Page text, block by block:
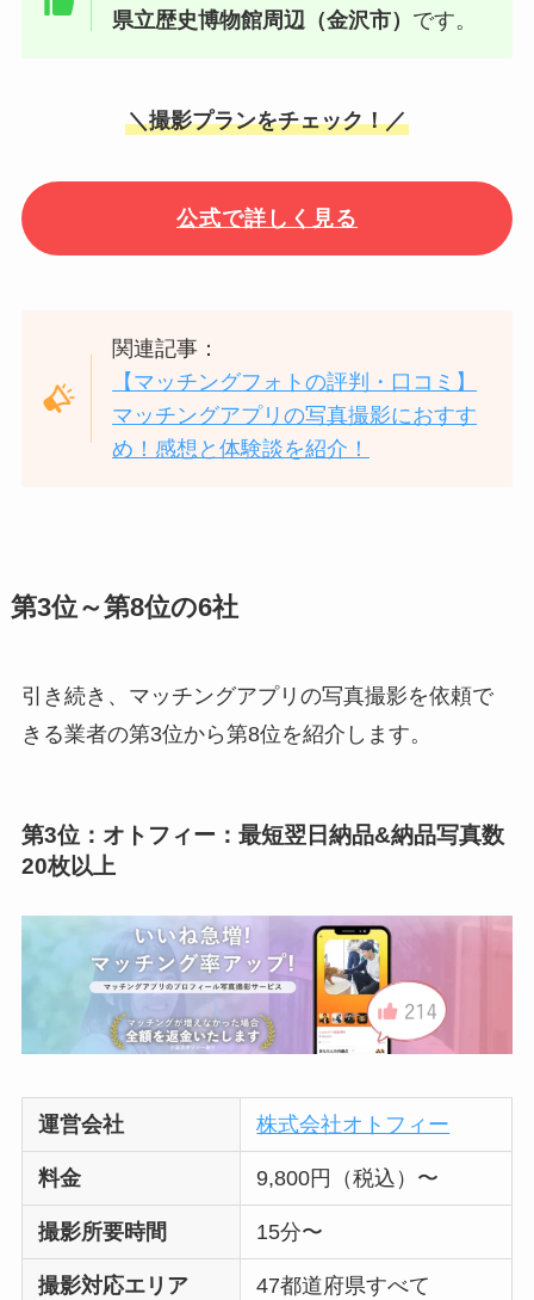
県立歴史博物館周辺（金沢市） です。
＼撮影プランをチェック！／
公式で詳しく見る
関連記事：
【マッチングフォトの評判・口コミ】
マッチングアプリの写真撮影におすす
め！感想と体験談を紹介！
第3位～第8位の6社
引き続き、マッチングアプリの写真撮影を依頼で
きる業者の第3位から第8位を紹介します。
第3位：オトフィー：最短翌日納品&納品写真数
20枚以上
運営会社 株式会社オトフィー
料金 9,800円（税込）〜
撮影所要時間 15分〜
撮影対応エリア 47都道府県すべて